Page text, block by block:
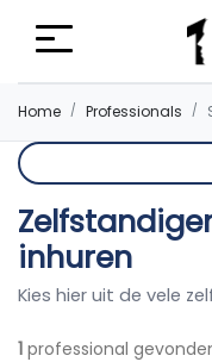
Home Professionals
inhuren
Kies hier uit de vele
1 professional